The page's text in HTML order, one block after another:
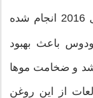
پژوهشی که در سال 2016 انجام شده
باعث بهبود
و ضخامت موها
از این روغن